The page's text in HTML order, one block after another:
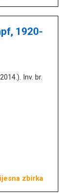
1920-
Inv. br.
zbirka